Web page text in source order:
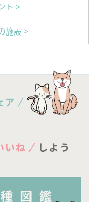
ト >
施設 >